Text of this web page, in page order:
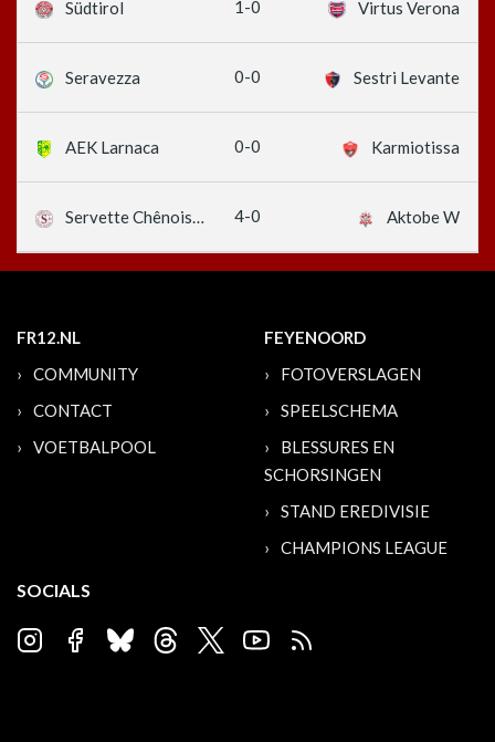
Südtirol 1-0 Virtus Verona
Seravezza 0-0 Sestri Levante
AEK Larnaca 0-0 Karmiotissa
Servette Chênois W 4-0 Aktobe W
FR12.NL
COMMUNITY
CONTACT
VOETBALPOOL
FEYENOORD
FOTOVERSLAGEN
SPEELSCHEMA
BLESSURES EN
SCHORSINGEN
STAND EREDIVISIE
CHAMPIONS LEAGUE
SOCIALS